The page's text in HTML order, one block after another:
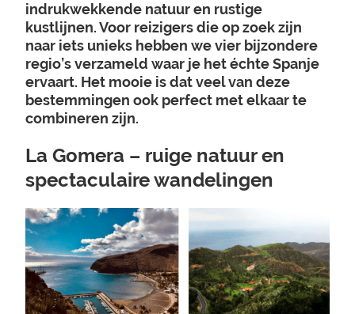
indrukwekkende natuur en rustige
kustlijnen. Voor reizigers die op zoek zijn
naar iets unieks hebben we vier bijzondere
regio’s verzameld waar je het échte Spanje
ervaart. Het mooie is dat veel van deze
bestemmingen ook perfect met elkaar te
combineren zijn.
La Gomera – ruige natuur en
spectaculaire wandelingen